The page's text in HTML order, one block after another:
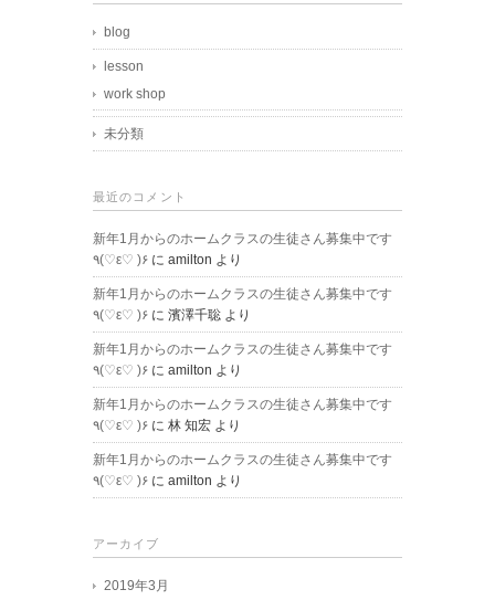
blog
lesson
work shop
未分類
最近のコメント
新年1月からのホームクラスの生徒さん募集中です
٩(♡ε♡ )۶ に amilton より
新年1月からのホームクラスの生徒さん募集中です
٩(♡ε♡ )۶ に 濱澤千聡 より
新年1月からのホームクラスの生徒さん募集中です
٩(♡ε♡ )۶ に amilton より
新年1月からのホームクラスの生徒さん募集中です
٩(♡ε♡ )۶ に 林 知宏 より
新年1月からのホームクラスの生徒さん募集中です
٩(♡ε♡ )۶ に amilton より
アーカイブ
2019年3月